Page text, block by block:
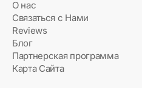
О нас
Связаться с Нами
Reviews
Блог
Партнерская программа
Карта Сайта